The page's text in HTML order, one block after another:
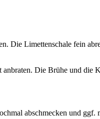
Die Limettenschale fein
Die Brühe und die
abschmecken und ggf.